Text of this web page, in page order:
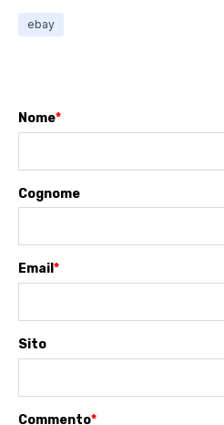
ebay
Nome*
Cognome
Email*
Sito
Commento*